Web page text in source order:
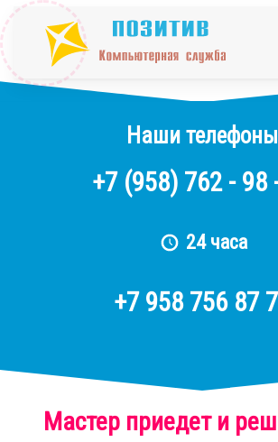
Наши телефоны
+7 (958) 762 - 98
24 часа
+7 958 756 87
Мастер приедет и